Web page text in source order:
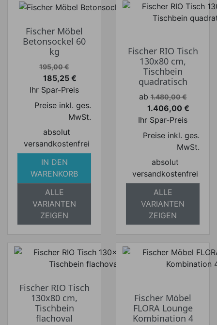
Fischer Möbel
Betonsockel 60
kg
Verkaufspreis
195,00 €
Preis
185,25 €
Ihr Spar-Preis
Preise inkl. ges.
MwSt.
absolut
versandkostenfrei
IN DEN
WARENKORB
ALLE
VARIANTEN
ZEIGEN
Fischer RIO Tisch
130x80 cm,
Tischbein
quadratisch
Verkaufspreis
ab 1.480,00 €
Preis
1.406,00 €
Ihr Spar-Preis
Preise inkl. ges.
MwSt.
absolut
versandkostenfrei
ALLE
VARIANTEN
ZEIGEN
Fischer RIO Tisch
130x80 cm,
Tischbein
flachoval
Fischer Möbel
FLORA Lounge
Kombination 4